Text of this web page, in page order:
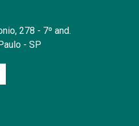
278 - 7º and.
- SP